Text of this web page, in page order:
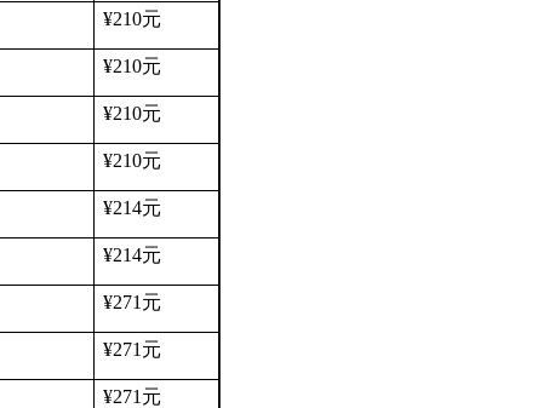
¥210元
¥210元
¥210元
¥210元
¥214元
¥214元
¥271 元
¥271 元
¥271 元